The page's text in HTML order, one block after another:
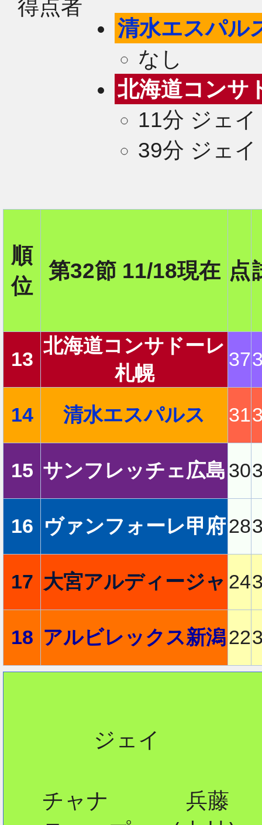
得点者
清水エスパル
なし
北海道コンサ
11分 ジェイ
39分 ジェイ
順
位
第32節 11/18現在 点
13
北海道コンサドーレ
札幌
37
14 清水エスパルス 31
15 サンフレッチェ広島 30
16 ヴァンフォーレ甲府28
17 大宮アルディージャ 24
18 アルビレックス新潟22
       ジェイ
   チャナ      兵藤